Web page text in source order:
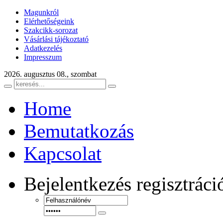
Magunkról
Elérhetőségeink
Szakcikk-sorozat
Vásárlási tájékoztató
Adatkezelés
Impresszum
2026. augusztus 08., szombat
Home
Bemutatkozás
Kapcsolat
Bejelentkezés